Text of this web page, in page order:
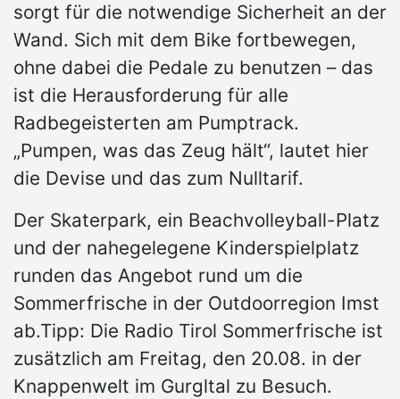
sorgt für die notwendige Sicherheit an der
Wand. Sich mit dem Bike fortbewegen,
ohne dabei die Pedale zu benutzen – das
ist die Herausforderung für alle
Radbegeisterten am Pumptrack.
„Pumpen, was das Zeug hält“, lautet hier
die Devise und das zum Nulltarif.
Der Skaterpark, ein Beachvolleyball-Platz
und der nahegelegene Kinderspielplatz
runden das Angebot rund um die
Sommerfrische in der Outdoorregion Imst
ab.Tipp: Die Radio Tirol Sommerfrische ist
zusätzlich am Freitag, den 20.08. in der
Knappenwelt im Gurgltal zu Besuch.